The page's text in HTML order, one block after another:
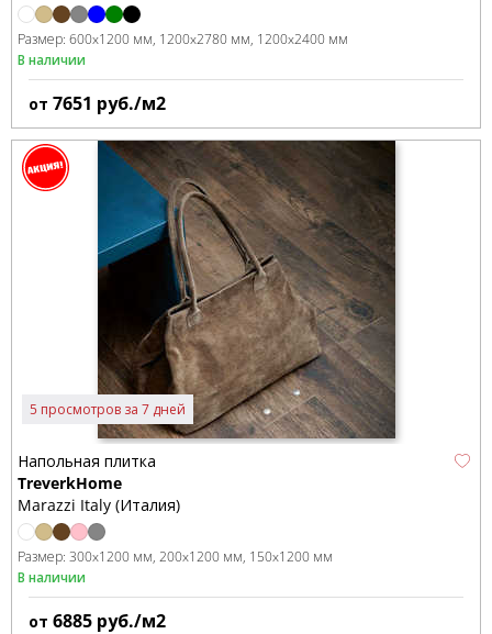
Размер: 600x1200 мм 1200x2780 мм 1200x2400 мм
В наличии
от 7651 руб./м2
5 просмотров за 7 дней
Напольная плитка
TreverkHome
Marazzi Italy (Италия)
Размер: 300x1200 мм 200x1200 мм 150x1200 мм
В наличии
от 6885 руб./м2